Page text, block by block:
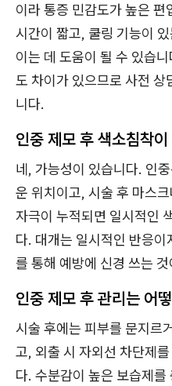
이라 통증 민감도가 높은
시간이 짧고, 쿨링 기능이
이는 데 도움이 될 수 있습
도 차이가 있으므로 사전 상
니다.
인중 제모 후 색소침착
네, 가능성이 있습니다. 인
운 위치이고, 시술 후 마스
자극이 누적되면 일시적인
다. 대개는 일시적인 반응
를 통해 예방에 신경 쓰는
인중 제모 후 관리는 어
시술 후에는 피부를 문지르
고, 외출 시 자외선 차단제
다. 수분감이 높은 보습제